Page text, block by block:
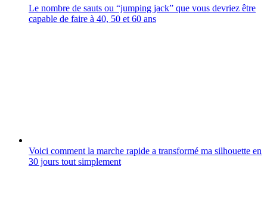
Le nombre de sauts ou “jumping jack” que vous devriez être
capable de faire à 40, 50 et 60 ans
Voici comment la marche rapide a transformé ma silhouette en
30 jours tout simplement